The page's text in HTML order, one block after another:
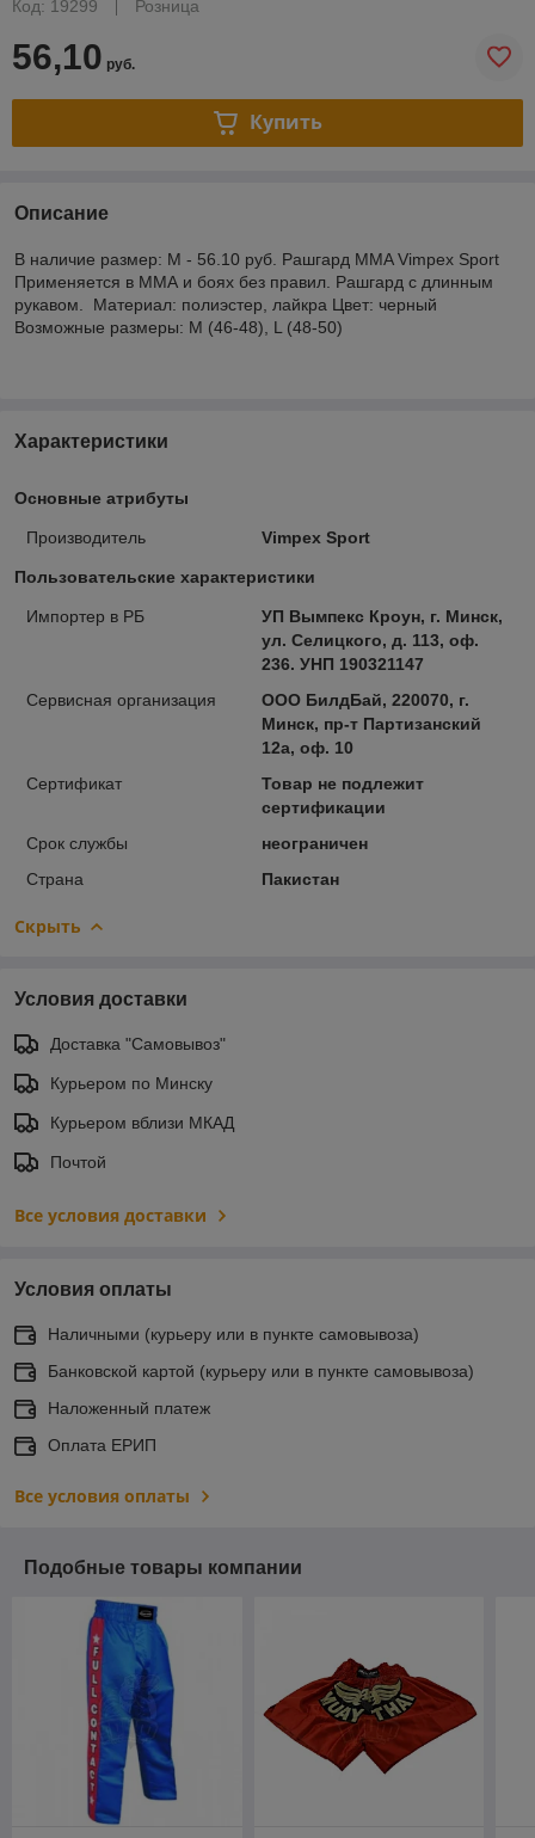
Код: 19299
Розница
56,10 руб.
Купить
Описание
В наличие размер: M - 56.10 руб. Рашгард MMA Vimpex Sport
Применяется в ММА и боях без правил. Рашгард с длинным
рукавом. Материал: полиэстер, лайкра Цвет: черный
Возможные размеры: M (46-48), L (48-50)
Характеристики
Основные атрибуты
Производитель Vimpex Sport
Пользовательские характеристики
Импортер в РБ
УП Вымпекс Кроун, г. Минск,
ул. Селицкого, д. 113, оф.
236. УНП 190321147
Сервисная организация
ООО БилдБай, 220070, г.
Минск, пр-т Партизанский
12а, оф. 10
Сертификат
Товар не подлежит
сертификации
Срок службы
неограничен
Страна
Пакистан
Скрыть
Условия доставки
Доставка "Самовывоз"
Курьером по Минску
Курьером вблизи МКАД
Почтой
Все условия доставки
Условия оплаты
Наличными (курьеру или в пункте самовывоза)
Банковской картой (курьеру или в пункте самовывоза)
Наложенный платеж
Оплата ЕРИП
Все условия оплаты
Подобные товары компании